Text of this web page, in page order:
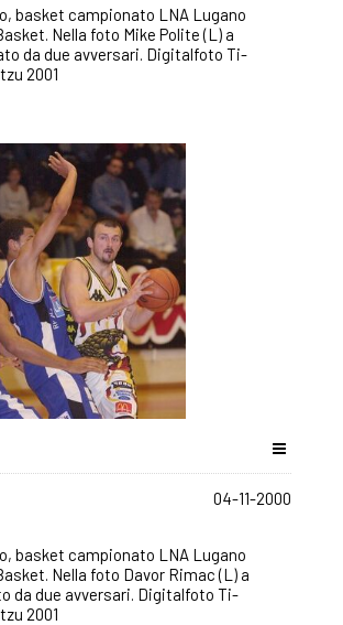
basket campionato LNA Lugano
Nella foto Mike Polite (L) a
da due avversari. Digitalfoto Ti-
2001
04-11-2000
basket campionato LNA Lugano
Nella foto Davor Rimac (L) a
da due avversari. Digitalfoto Ti-
2001